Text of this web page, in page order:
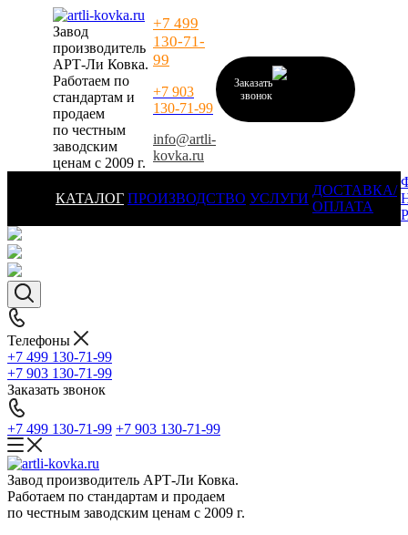
Завод
производитель
АРТ-Ли Ковка.
Работаем по
стандартам и
продаем
по честным
заводским
ценам с 2009 г.
+7 499
130-71-
99
+7 903
130-71-99
info@artli-
kovka.ru
Заказать
звонок
КАТАЛОГ ПРОИЗВОДСТВО УСЛУГИ
ДОСТАВКА/
ОПЛАТА
Телефоны
+7 499 130-71-99
+7 903 130-71-99
Заказать звонок
+7 499 130-71-99 +7 903 130-71-99
Завод производитель АРТ-Ли Ковка.
Работаем по стандартам и продаем
по честным заводским ценам с 2009 г.